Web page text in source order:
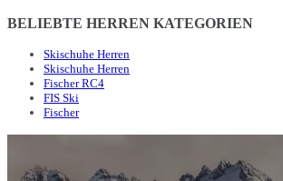
BELIEBTE HERREN KATEGORIEN
Skischuhe Herren
Skischuhe Herren
Fischer RC4
FIS Ski
Fischer